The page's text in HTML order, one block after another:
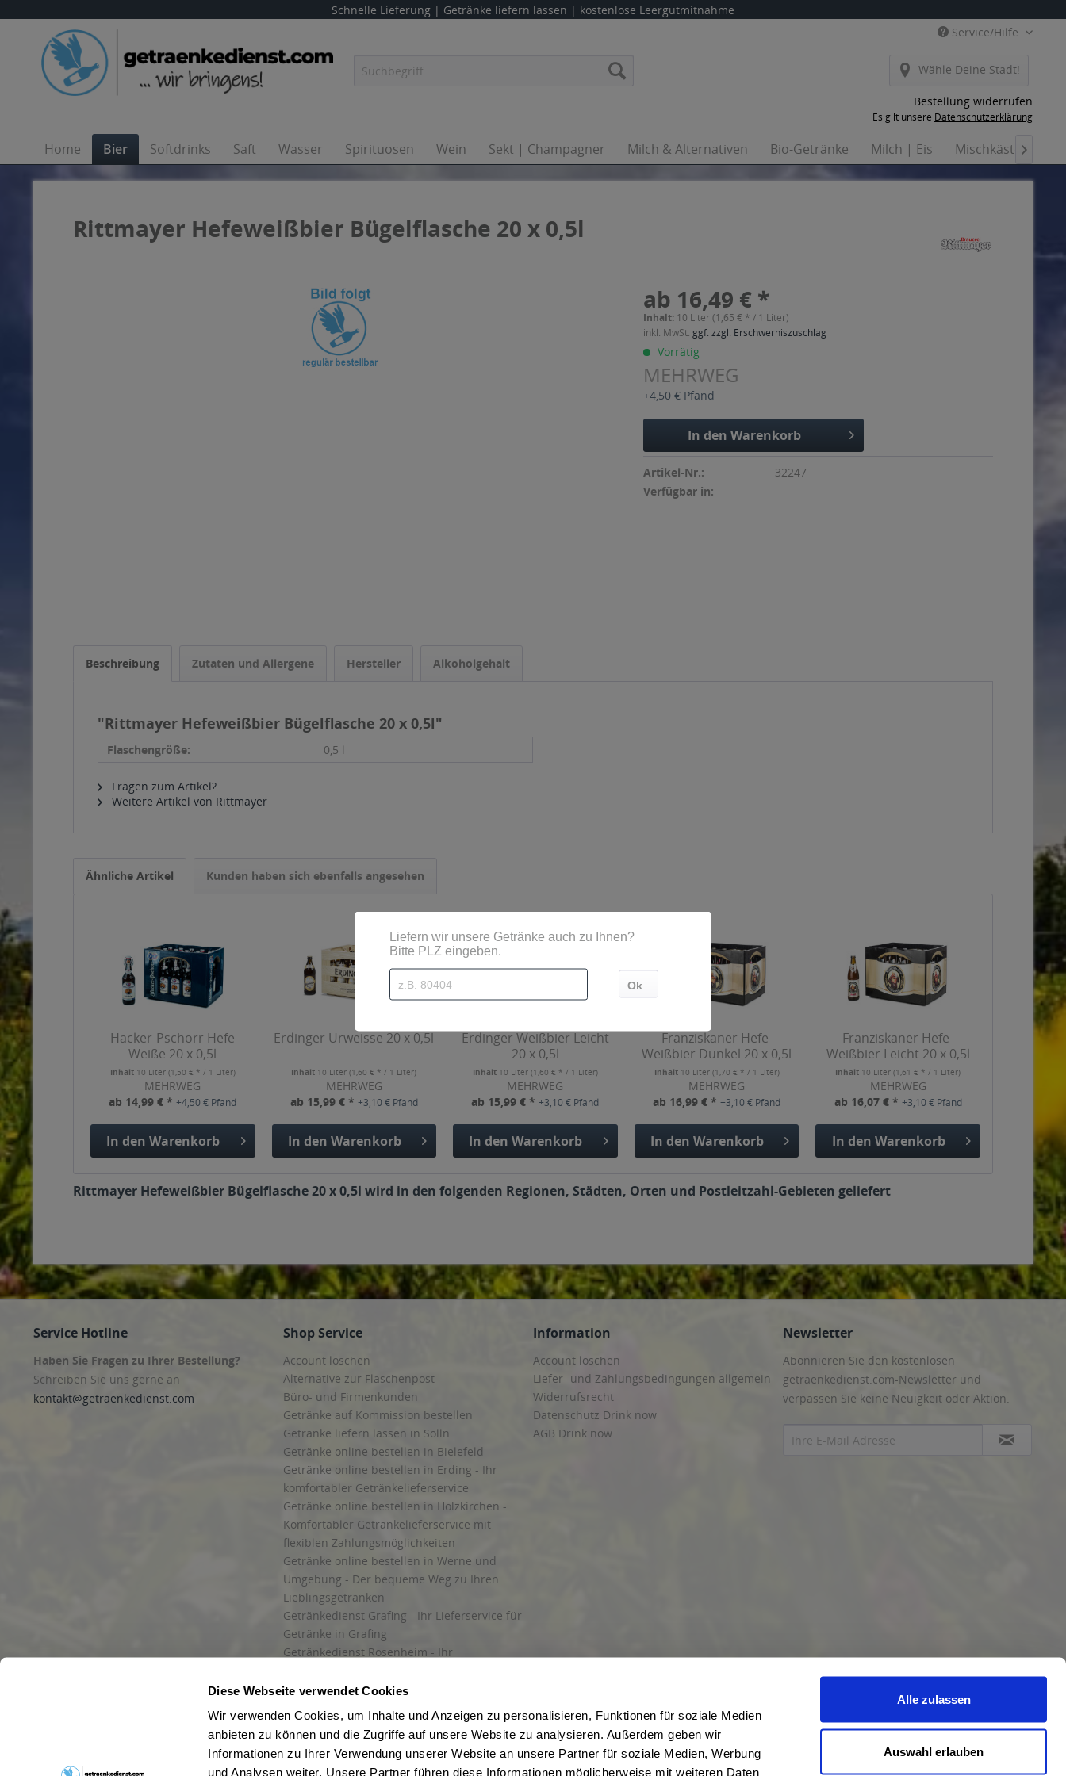
Diese Webseite verwendet Cookies
Wir verwenden Cookies, um Inhalte und Anzeigen zu personalisieren, Funktionen für soziale Medien
anbieten zu können und die Zugriffe auf unsere Website zu analysieren. Außerdem geben wir
Informationen zu Ihrer Verwendung unserer Website an unsere Partner für soziale Medien, Werbung
und Analysen weiter. Unsere Partner führen diese Informationen möglicherweise mit weiteren Daten
Alle zulassen
Auswahl erlauben
Schnelle Lieferung | Getränke liefern lassen | kostenlose Leergutmitnahme
Service/Hilfe
Wähle Deine Stadt!
Bestellung widerrufen
Es gilt unsere Datenschutzerklärung
Home Bier Softdrinks Saft Wasser Spirituosen Wein Sekt | Champagner Milch & Alternativen Bio-Getränke Milch | Eis Mischkästen

Rittmayer Hefeweißbier Bügelflasche 20 x 0,5l
ab 16,49 € *
Inhalt: 10 Liter (1,65 € * / 1 Liter)
inkl. MwSt. ggf. zzgl. Erschwerniszuschlag
Vorrätig
MEHRWEG
+4,50 € Pfand
In den Warenkorb
Artikel-Nr.:
32247
Verfügbar in:
Beschreibung Zutaten und Allergene Hersteller Alkoholgehalt
"Rittmayer Hefeweißbier Bügelflasche 20 x 0,5l"
Flaschengröße: 0,5 l
Fragen zum Artikel?
Weitere Artikel von Rittmayer
Ähnliche Artikel Kunden haben sich ebenfalls angesehen
Hacker-Pschorr Hefe
Weiße 20 x 0,5l
Inhalt 10 Liter (1,50 € * / 1 Liter)
MEHRWEG
ab 14,99 € *+4,50 € Pfand
In den Warenkorb
Erdinger Urweisse 20 x 0,5l
Inhalt 10 Liter(1,60 € * / 1 Liter)
MEHRWEG
ab 15,99 € * +3,10 € Pfand
In den Warenkorb
Erdinger Weißbier Leicht
20 x 0,5l
Inhalt 10 Liter (1,60 € * / 1 Liter)
MEHRWEG
ab 15,99 € *+3,10 € Pfand
In den Warenkorb
Franziskaner Hefe-
Weißbier Dunkel 20 x 0,5l
Inhalt 10 Liter (1,70 € * / 1 Liter)
MEHRWEG
ab 16,99 € *+3,10 € Pfand
In den Warenkorb
Franziskaner Hefe-
Weißbier Leicht 20 x 0,5l
Inhalt 10 Liter(1,61 € * / 1 Liter)
MEHRWEG
ab 16,07 € * +3,10 € Pfand
In den Warenkorb
Rittmayer Hefeweißbier Bügelflasche 20 x 0,5l wird in den folgenden Regionen, Städten, Orten und Postleitzahl-Gebieten geliefert
Service Hotline
Haben Sie Fragen zu Ihrer Bestellung?
Schreiben Sie uns gerne an
kontakt@getraenkedienst.com
Shop Service
Account löschen
Alternative zur Flaschenpost
Büro- und Firmenkunden
Getränke auf Kommission bestellen
Getränke liefern lassen in Solln
Getränke online bestellen in Bielefeld
Getränke online bestellen in Erding - Ihr
komfortabler Getränkelieferservice
Getränke online bestellen in Holzkirchen -
Komfortabler Getränkelieferservice mit
flexiblen Zahlungsmöglichkeiten
Getränke online bestellen in Werne und
Umgebung - Der bequeme Weg zu Ihren
Lieblingsgetränken
Getränkedienst Grafing - Ihr Lieferservice für
Getränke in Grafing
Getränkedienst Rosenheim - Ihr
und Umgebung
Liefergebiet
Lieferservice für Getränke
Wir liefern Getränke
Information
Account löschen
Liefer- und Zahlungsbedingungen allgemein
Widerrufsrecht
Datenschutz Drink now
AGB Drink now
Newsletter
Abonnieren Sie den kostenlosen
getraenkedienst.com-Newsletter und
verpassen Sie keine Neuigkeit oder Aktion.